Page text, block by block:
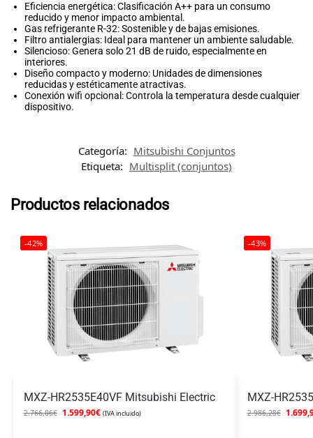
Eficiencia energética: Clasificación A++ para un consumo
reducido y menor impacto ambiental.
Gas refrigerante R-32: Sostenible y de bajas emisiones.
Filtro antialergias: Ideal para mantener un ambiente saludable.
Silencioso: Genera solo 21 dB de ruido, especialmente en
interiores.
Diseño compacto y moderno: Unidades de dimensiones
reducidas y estéticamente atractivas.
Conexión wifi opcional: Controla la temperatura desde cualquier
dispositivo.
Categoría: Mitsubishi Conjuntos
Etiqueta: Multisplit (conjuntos)
Productos relacionados
-42%
MXZ-HR2535E40VF Mitsubishi Electric
2.766,06€ 1.599,90€ (IVA incluido)
-43%
MXZ-
2.986,28€